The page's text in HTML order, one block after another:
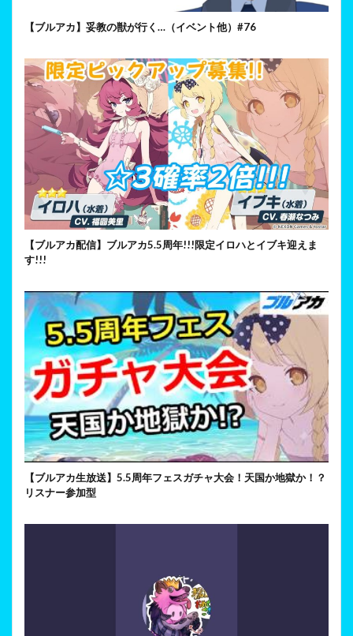
【ブルアカ】妥教の獣が行く…（イベント他）#76
【ブルアカ配信】ブルアカ5.5周年!!!限定イロハとイブキ迎えま
す!!!
【ブルアカ生放送】5.5周年フェスガチャ大会！天国か地獄か！？
リスナー参加型